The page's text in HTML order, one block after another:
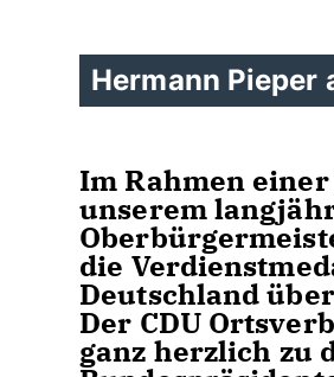
Hermann Pieper
Im Rahmen
unserem
die
Deutschland
Der CDU
ganz herzlich zu